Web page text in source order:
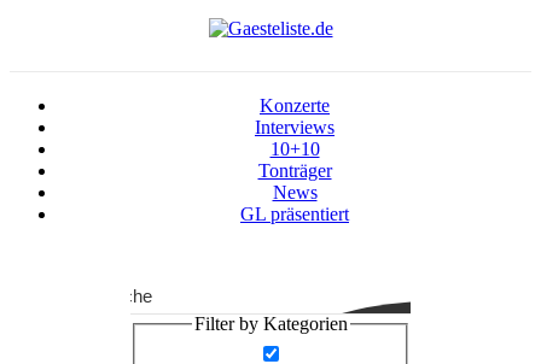
Konzerte
Interviews
10+10
Tonträger
News
GL präsentiert
Suche
Filter by Kategorien